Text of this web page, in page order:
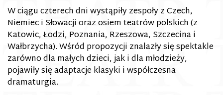
W ciągu czterech dni wystąpiły zespoły z Czech,
Niemiec i Słowacji oraz osiem teatrów polskich (z
Katowic, Łodzi, Poznania, Rzeszowa, Szczecina i
Wałbrzycha). Wśród propozycji znalazły się spektakle
zarówno dla małych dzieci, jak i dla młodzieży,
pojawiły się adaptacje klasyki i współczesna
dramaturgia.